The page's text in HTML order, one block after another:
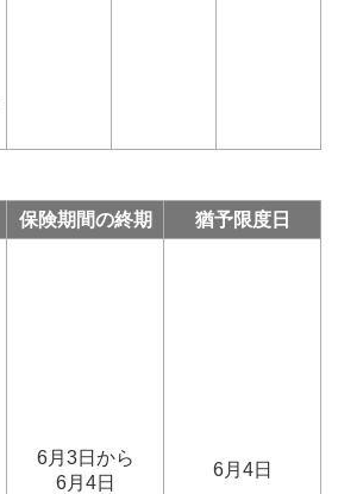
保険期間の終期
猶予限度日
6月3日から
6月4日
6月4日